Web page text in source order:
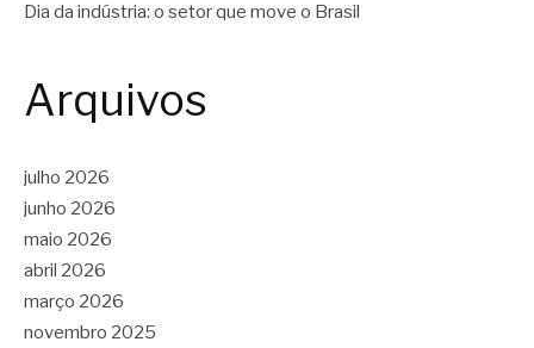
Dia da indústria: o setor que move o Brasil
Arquivos
julho 2026
junho 2026
maio 2026
abril 2026
março 2026
novembro 2025